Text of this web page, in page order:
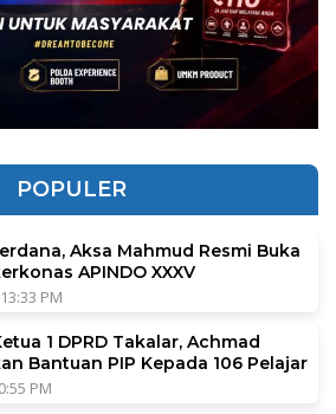
POPULER
Aksa Mahmud Resmi Buka
APINDO XXXV
PM
1 DPRD Takalar, Achmad
Bantuan PIP Kepada 106 Pelajar
PM